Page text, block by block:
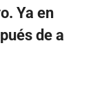
Ya en
de a